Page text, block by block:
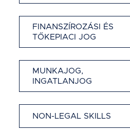
FINANSZÍROZÁSI ÉS
TŐKEPIACI JOG
MUNKAJOG,
INGATLANJOG
NON-LEGAL SKILLS